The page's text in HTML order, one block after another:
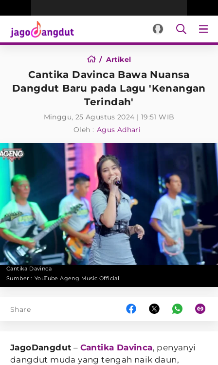
Artikel
Cantika Davinca Bawa Nuansa
Dangdut Baru pada Lagu 'Kenangan
Terindah'
Minggu, 25 Agustus 2024 | 19:51 WIB
Oleh : Agus Adhari
Cantika Davinca
Sumber : YouTube Ageng Music Official
Share
JagoDangdut – Cantika Davinca, penyanyi
dangdut muda yang tengah naik daun,